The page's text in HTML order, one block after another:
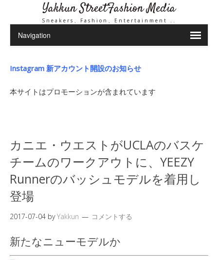
Yakkun StreetFashion Media
Sneakers、Fashion、Entertainment ..
Instagram 新アカウント開設のお知らせ
本サイトはプロモーションが含まれています
カニエ・ウエストがUCLAのバスケ
チームのワークアウトに、YEEZY
Runnerのバッシュモデルを着用し
登場
2017-07-04 byYakkun コメントする
新たなニューモデルか